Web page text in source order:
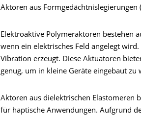
Aktoren aus Formgedächtnislegierungen
Elektroaktive Polymeraktoren bestehen
wenn ein elektrisches Feld angelegt
Vibration erzeugt. Diese Aktuatoren
genug, um in kleine Geräte eingebaut zu
Aktoren aus dielektrischen Elastomeren
für haptische Anwendungen. Aufgrund